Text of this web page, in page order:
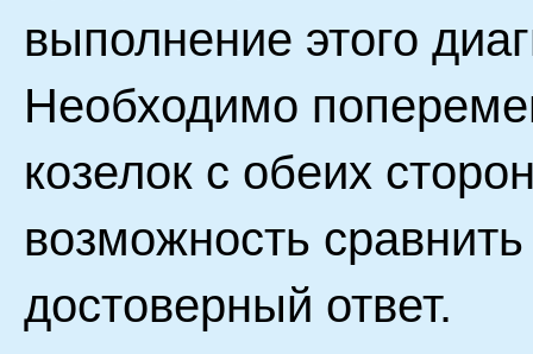
выполнение этого
Необходимо
козелок с обеих
возможность
достоверный ответ.